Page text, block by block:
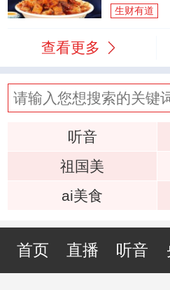
生财有道
查看更多
听音
祖国美
ai美食
首页 直播 听音